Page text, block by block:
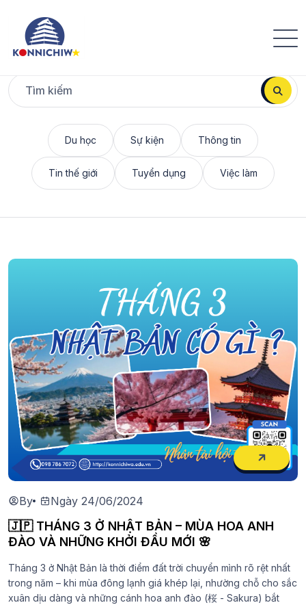
Du học Sự kiện Thông tin
Tin thế giới Tuyển dụng Việc làm
By Ngày 24/06/2024
🇯🇵 THÁNG 3 Ở NHẬT BẢN – MÙA HOA ANH
ĐÀO VÀ NHỮNG KHỞI ĐẦU MỚI 🌸
Tháng 3 ở Nhật Bản là thời điểm đất trời chuyển mình rõ rệt nhất
trong năm – khi mùa đông lạnh giá khép lại, nhường chỗ cho sắc
xuân dịu dàng và những cánh hoa anh đào (桜 - Sakura) bắt